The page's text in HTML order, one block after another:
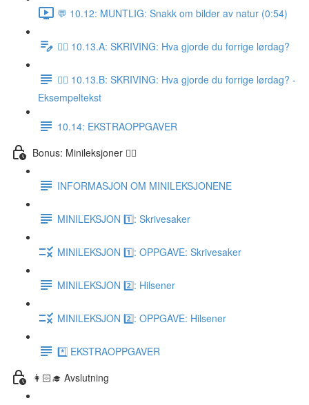
💬 10.12: MUNTLIG: Snakk om bilder av natur (0:54)
✍🏼 10.13.A: SKRIVING: Hva gjorde du forrige lørdag?
✍🏼 10.13.B: SKRIVING: Hva gjorde du forrige lørdag? -
Eksempeltekst
10.14: EKSTRAOPPGAVER
Bonus: Minileksjoner 👌🏻
INFORMASJON OM MINILEKSJONENE
MINILEKSJON 1️⃣: Skrivesaker
MINILEKSJON 1️⃣: OPPGAVE: Skrivesaker
MINILEKSJON 2️⃣: Hilsener
MINILEKSJON 2️⃣: OPPGAVE: Hilsener
*️⃣ EKSTRAOPPGAVER
👩🏻‍🎓 Avslutning